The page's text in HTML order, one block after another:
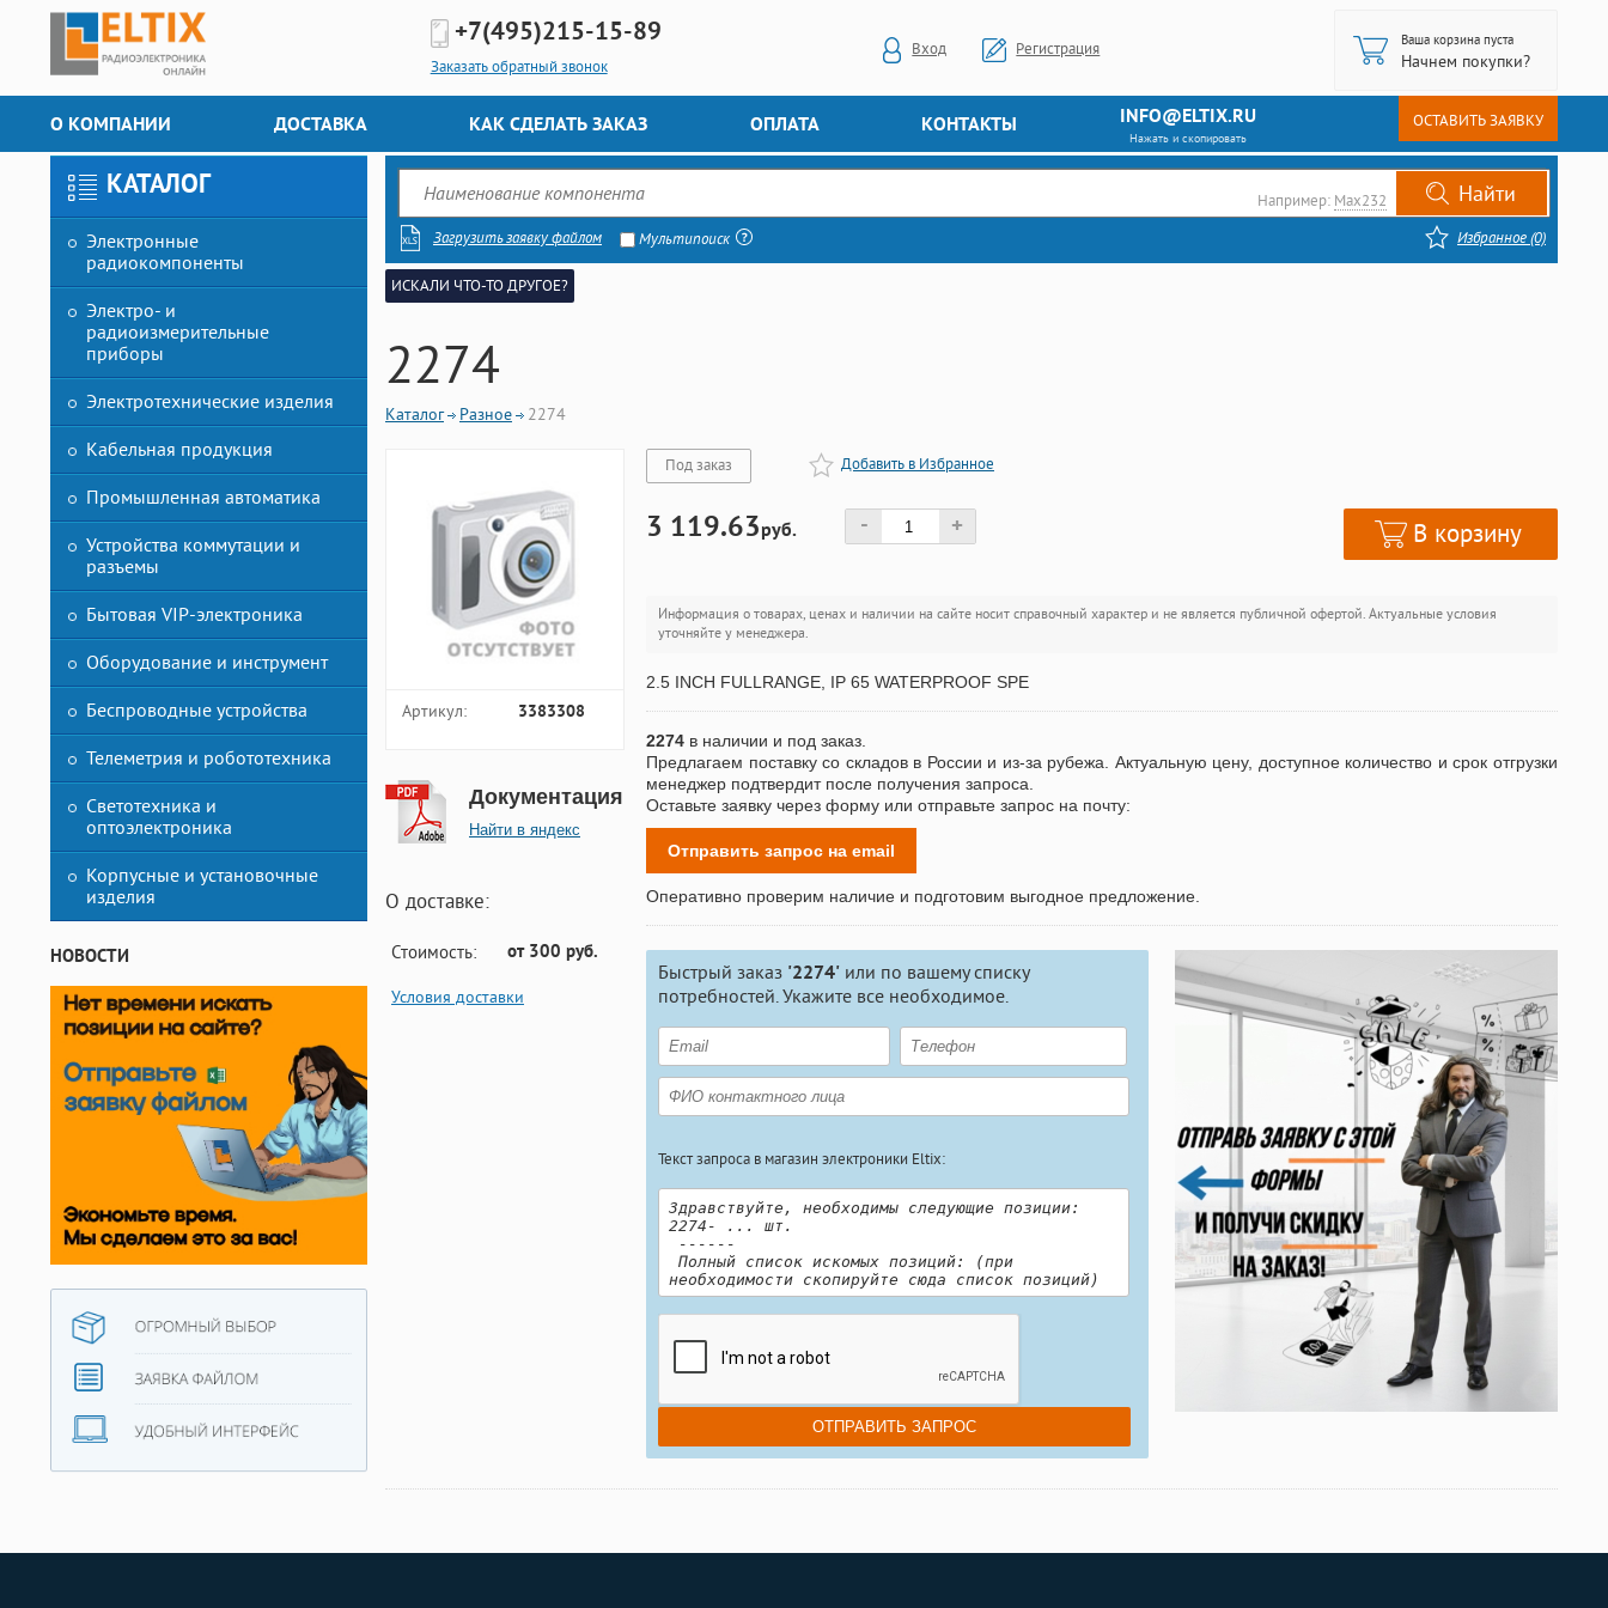
+7(495)215-15-89
Заказать обратный звонок
Вход Регистрация
Ваша корзина пуста
Начнем покупки?
О КОМПАНИИ ДОСТАВКА КАК СДЕЛАТЬ ЗАКАЗ ОПЛАТА КОНТАКТЫ INFO@ELTIX.RU
Нажать и скопировать
ОСТАВИТЬ ЗАЯВКУ
КАТАЛОГ
Электронные
радиокомпоненты
Электро- и
радиоизмерительные
приборы
Электротехнические изделия
Кабельная продукция
Промышленная автоматика
Устройства коммутации и
разъемы
Бытовая VIP-электроника
Оборудование и инструмент
Беспроводные устройства
Телеметрия и робототехника
Светотехника и
оптоэлектроника
Корпусные и установочные
изделия
НОВОСТИ
Например: Max232
Загрузить заявку файлом Мультипоиск Избранное (0)
ИСКАЛИ ЧТО-ТО ДРУГОЕ?
2274
Каталог Разное 2274
Под заказ Добавить в Избранное
3 119.63руб. - + В корзину
Информация о товарах, ценах и наличии на сайте носит справочный характер и не является публичной офертой. Актуальные условия
уточняйте у менеджера.
2.5 INCH FULLRANGE, IP 65 WATERPROOF SPE
2274 в наличии и под заказ.
Предлагаем поставку со складов в России и из-за рубежа. Актуальную цену, доступное количество и срок отгрузки
менеджер подтвердит после получения запроса.
Оставьте заявку через форму или отправьте запрос на почту:
Отправить запрос на email
Оперативно проверим наличие и подготовим выгодное предложение.
Быстрый заказ '2274' или по вашему списку
потребностей. Укажите все необходимое.
Текст запроса в магазин электроники Eltix:
Артикул: 3383308
Документация
Найти в яндекс
О доставке:
Стоимость: от 300 руб.
Условия доставки